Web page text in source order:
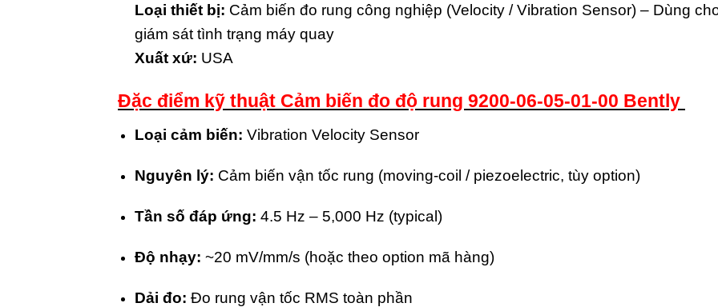
Loại thiết bị: Cảm biến đo rung công nghiệp (Velocity / Vibration Sensor) – Dùng
giám sát tình trạng máy quay
Xuất xứ: USA
Đặc điểm kỹ thuật Cảm biến đo độ rung 9200-06-05-01-00 Bently
Loại cảm biến: Vibration Velocity Sensor
Nguyên lý: Cảm biến vận tốc rung (moving-coil / piezoelectric, tùy option)
Tần số đáp ứng: 4.5 Hz – 5,000 Hz (typical)
Độ nhạy: ~20 mV/mm/s (hoặc theo option mã hàng)
Dải đo: Đo rung vận tốc RMS toàn phần